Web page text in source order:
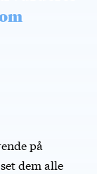
på
dem alle